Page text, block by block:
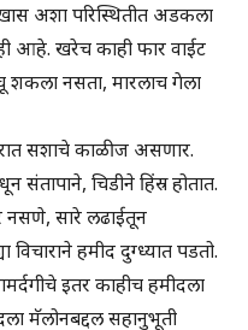
अशा परिस्थितीत अडकला
आहे. खरेच काही फार वाईट
शकला नसता, मारलाच गेला
सशाचे काळीज असणार.
चिडीने हिंस्र होतात.
नसणे, सारे लढाईतून
हमीद दुग्ध्यात पडतो.
इतर काहीच हमीदला
मॅलोनबद्दल सहानुभूती